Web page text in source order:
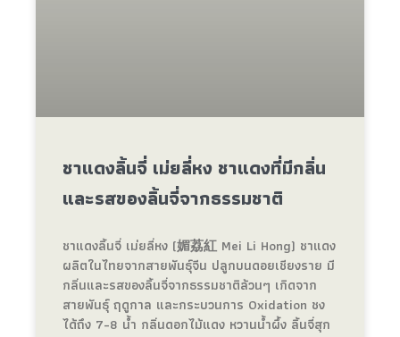
ชาแดงลิ้นจี่ เม่ยลี่หง ชาแดงที่มีกลิ่น
และรสของลิ้นจี่จากธรรมชาติ
ชาแดงลิ้นจี่ เม่ยลี่หง (媚荔紅 Mei Li Hong) ชาแดง
ผลิตในไทยจากสายพันธุ์จีน ปลูกบนดอยเชียงราย มี
กลิ่นและรสของลิ้นจี่จากธรรมชาติล้วนๆ เกิดจาก
สายพันธุ์ ฤดูกาล และกระบวนการ Oxidation ชง
ได้ถึง 7-8 น้ำ กลิ่นดอกไม้แดง หวานน้ำผึ้ง ลิ้นจี่สุก